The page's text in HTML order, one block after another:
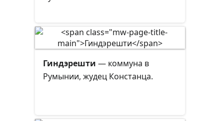
Гиндэрешти — коммуна в
Румынии, жудец Констанца.